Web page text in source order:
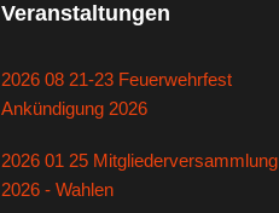
Veranstaltungen
2026 08 21-23 Feuerwehrfest
Ankündigung 2026
2026 01 25 Mitgliederversammlung
2026 - Wahlen